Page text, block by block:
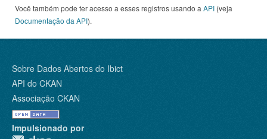
Você também pode ter acesso a esses registros usando a API (veja
Documentação da API).
Sobre Dados Abertos do Ibict
API do CKAN
Associação CKAN
Impulsionado por